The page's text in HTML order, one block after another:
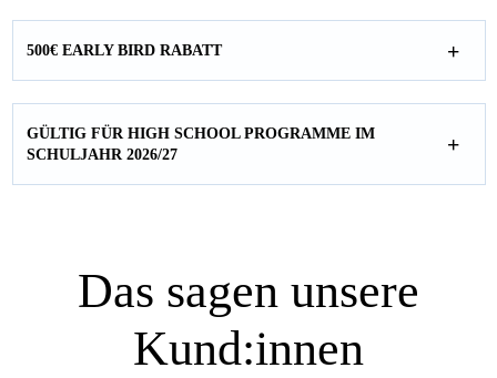
500€ EARLY BIRD RABATT
GÜLTIG FÜR HIGH SCHOOL PROGRAMME IM
SCHULJAHR 2026/27
Das sagen unsere
Kund:innen